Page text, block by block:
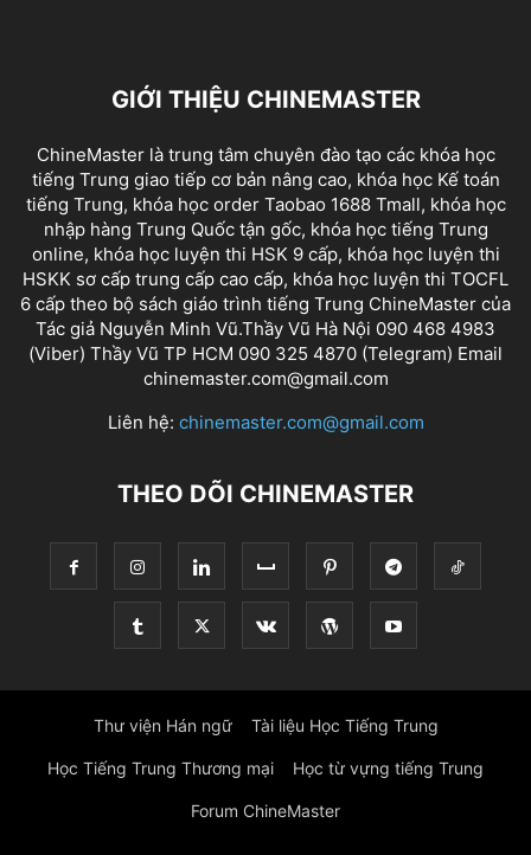
GIỚI THIỆU CHINEMASTER
ChineMaster là trung tâm chuyên đào tạo các khóa học
tiếng Trung giao tiếp cơ bản nâng cao, khóa học Kế toán
tiếng Trung, khóa học order Taobao 1688 Tmall, khóa học
nhập hàng Trung Quốc tận gốc, khóa học tiếng Trung
online, khóa học luyện thi HSK 9 cấp, khóa học luyện thi
HSKK sơ cấp trung cấp cao cấp, khóa học luyện thi TOCFL
6 cấp theo bộ sách giáo trình tiếng Trung ChineMaster của
Tác giả Nguyễn Minh Vũ.Thầy Vũ Hà Nội 090 468 4983
(Viber) Thầy Vũ TP HCM 090 325 4870 (Telegram) Email
chinemaster.com@gmail.com
Liên hệ: chinemaster.com@gmail.com
THEO DÕI CHINEMASTER
Thư viện Hán ngữ Tài liệu Học Tiếng Trung
Học Tiếng Trung Thương mại Học từ vựng tiếng Trung
Forum ChineMaster